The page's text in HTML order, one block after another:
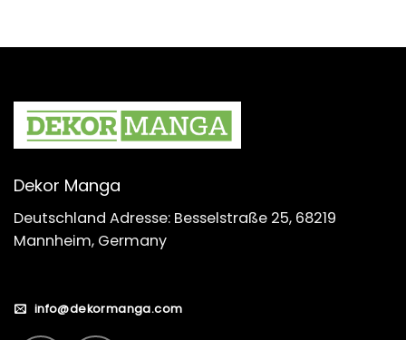
Dekor Manga
Deutschland Adresse: Besselstraße 25, 68219
Mannheim, Germany
info@dekormanga.com